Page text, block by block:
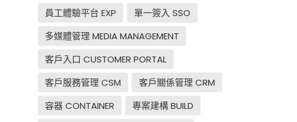
員工體驗平台 EXP
單一簽入 SSO
多媒體管理 MEDIA MANAGEMENT
客戶入口 CUSTOMER PORTAL
客戶服務管理 CSM
客戶關係管理 CRM
容器 CONTAINER
專案建構 BUILD